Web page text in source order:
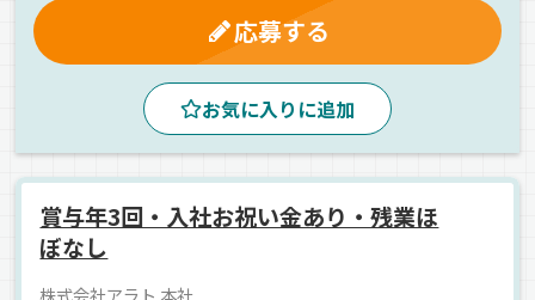
タンクローリー
トレーラー ウィング車
正社員
応募する
お気に入りに追加
賞与年3回・入社お祝い金あり・残業ほ
ぼなし
株式会社アラト 本社